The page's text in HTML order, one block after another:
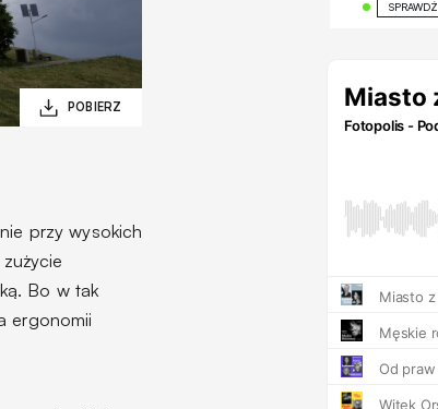
przy wysokich
Bo w tak
ergonomii
SPRAWDŹ